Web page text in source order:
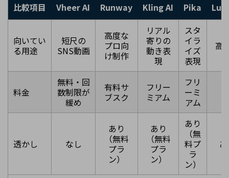
比較項目 Vheer AI Runway Kling AI Pika
向いてい
る用途
短尺の
SNS動画
高度な
プロ向
け制作
リアル
寄りの
動き表
現
スタ
イラ
イズ
表現
高
料金
無料・回
数制限が
緩め
有料サ
ブスク
フリー
ミアム
フリ
ーミ
アム
透かし なし
あり
（無料
プラ
ン）
あり
（無料
プラ
ン）
あり
（無
料プ
ラ
ン）